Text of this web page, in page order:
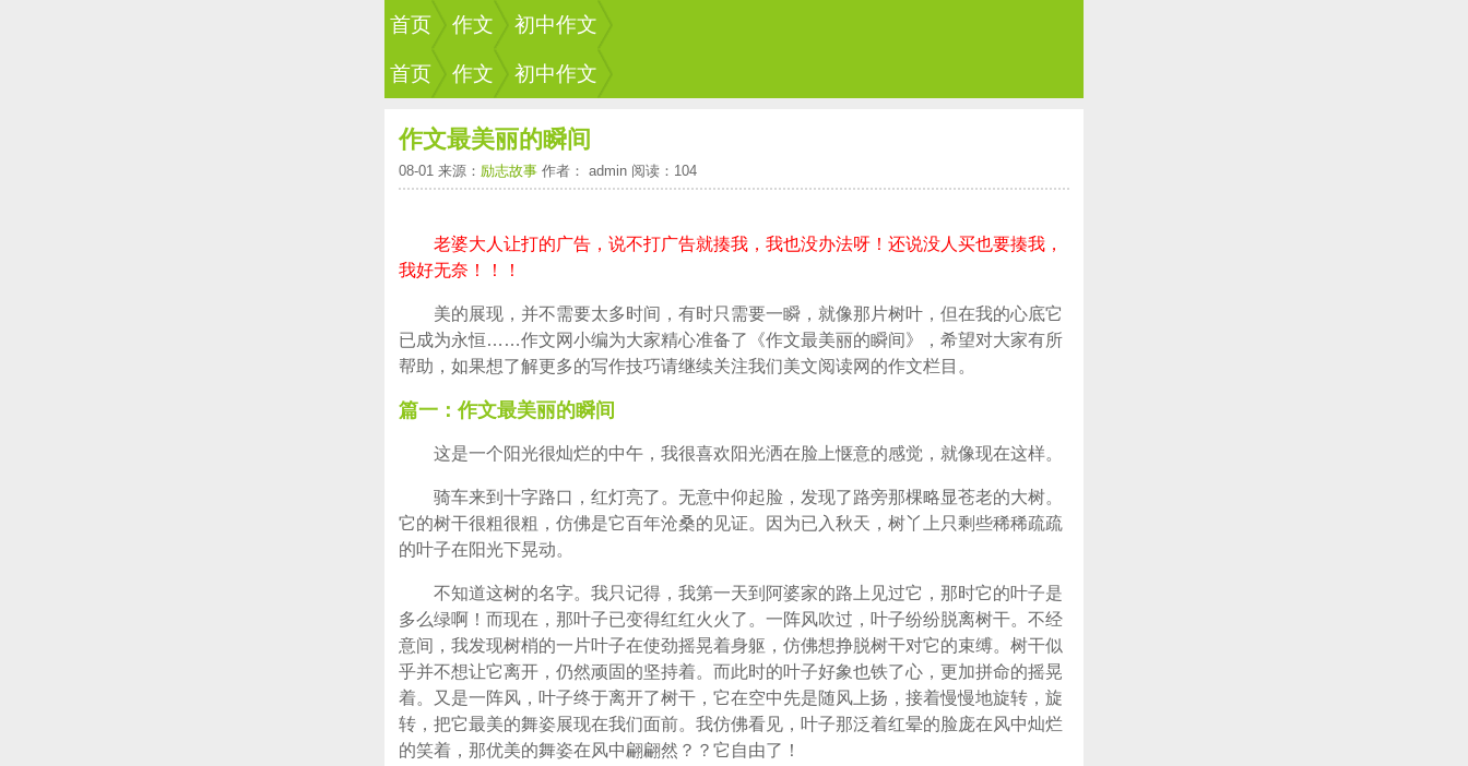
首页 作文 初中作文
首页 作文 初中作文
作文最美丽的瞬间
08-01 来源： 励志故事作者： admin 阅读：104
老婆大人让打的广告，说不打广告就揍我，我也没办法呀！还说没人买也要揍我，
我好无奈！！！
美的展现，并不需要太多时间，有时只需要一瞬，就像那片树叶，但在我的心底它
已成为永恒……作文网小编为大家精心准备了《作文最美丽的瞬间》，希望对大家有所
帮助，如果想了解更多的写作技巧请继续关注我们美文阅读网的作文栏目。
篇一：作文最美丽的瞬间
这是一个阳光很灿烂的中午，我很喜欢阳光洒在脸上惬意的感觉，就像现在这样。
骑车来到十字路口，红灯亮了。无意中仰起脸，发现了路旁那棵略显苍老的大树。
它的树干很粗很粗，仿佛是它百年沧桑的见证。因为已入秋天，树丫上只剩些稀稀疏疏
的叶子在阳光下晃动。
不知道这树的名字。我只记得，我第一天到阿婆家的路上见过它，那时它的叶子是
多么绿啊！而现在，那叶子已变得红红火火了。一阵风吹过，叶子纷纷脱离树干。不经
意间，我发现树梢的一片叶子在使劲摇晃着身躯，仿佛想挣脱树干对它的束缚。树干似
乎并不想让它离开，仍然顽固的坚持着。而此时的叶子好象也铁了心，更加拼命的摇晃
着。又是一阵风，叶子终于离开了树干，它在空中先是随风上扬，接着慢慢地旋转，旋
转，把它最美的舞姿展现在我们面前。我仿佛看见，叶子那泛着红晕的脸庞在风中灿烂
的笑着，那优美的舞姿在风中翩翩然？？它自由了！